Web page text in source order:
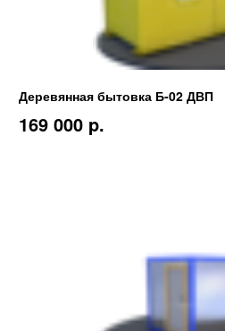
Деревянная бытовка Б-02 ДВП
169 000 p.